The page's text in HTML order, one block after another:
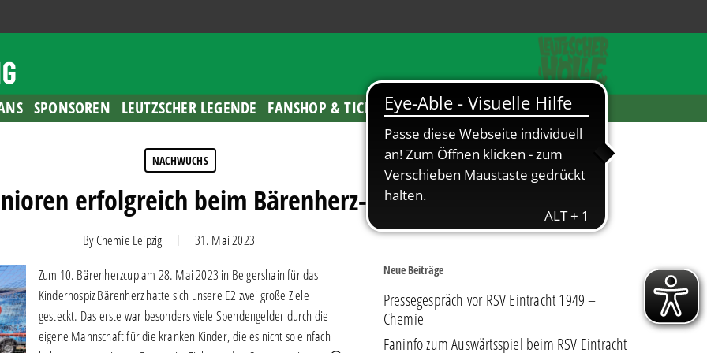
SPONSOREN LEUTZSCHER LEGENDE FANSHOP & TICKETS
NACHWUCHS
erfolgreich beim Bärenherz-Cup
ByChemie Leipzig 31. Mai 2023
Zum 10. Bärenherzcup am 28. Mai 2023 in Belgershain für das
Kinderhospiz Bärenherz hatte sich unsere E2 zwei große Ziele
gesteckt. Das erste war besonders viele Spendengelder durch die
eigene Mannschaft für die kranken Kinder, die es nicht so einfach
Neue Beiträge
Pressegespräch vor RSV Eintracht 1949 –
Chemie
Faninfo zum Auswärtsspiel beim RSV Eintracht